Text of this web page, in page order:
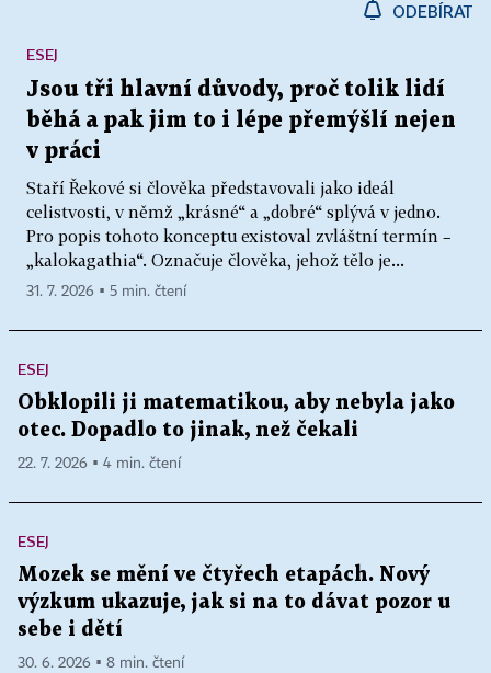
ODEBÍRAT
Jsou tři hlavní důvody, proč tolik lidí
běhá a pak jim to i lépe přemýšlí nejen
v práci
Staří Řekové si člověka představovali jako ideál
celistvosti, v němž „krásné“ a „dobré“ splývá v jedno.
Pro popis tohoto konceptu existoval zvláštní termín –
„kalokagathia“. Označuje člověka, jehož tělo je...
ESEJ
31. 7. 2026 ▪ 5 min. čtení
ESEJ
Obklopili ji matematikou, aby nebyla jako
otec. Dopadlo to jinak, než čekali
22. 7. 2026 ▪ 4 min. čtení
ESEJ
Mozek se mění ve čtyřech etapách. Nový
výzkum ukazuje, jak si na to dávat pozor u
sebe i dětí
30. 6. 2026 ▪ 8 min. čtení